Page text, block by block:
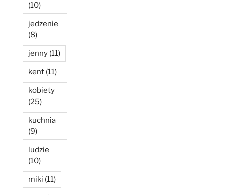
(10)
jedzenie
(8)
jenny (11)
kent (11)
kobiety
(25)
kuchnia
(9)
ludzie
(10)
miki (11)